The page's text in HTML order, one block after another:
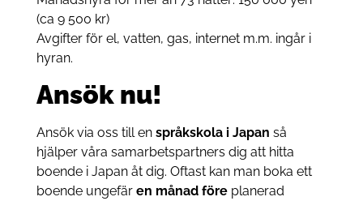
(ca 9 500 kr)
Avgifter för el, vatten, gas, internet m.m. ingår i
hyran.
Ansök nu!
Ansök via oss till enspråkskola i Japan så
hjälper våra samarbetspartners dig att hitta
boende i Japan åt dig. Oftast kan man boka ett
boende ungefären månad före planerad